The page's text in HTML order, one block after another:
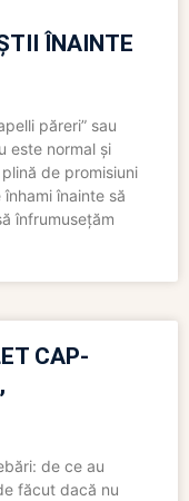
ÎNAINTE
păreri” sau
este normal și
de promisiuni
înainte să
înfrumusețăm
CAP-
de ce au
făcut dacă nu